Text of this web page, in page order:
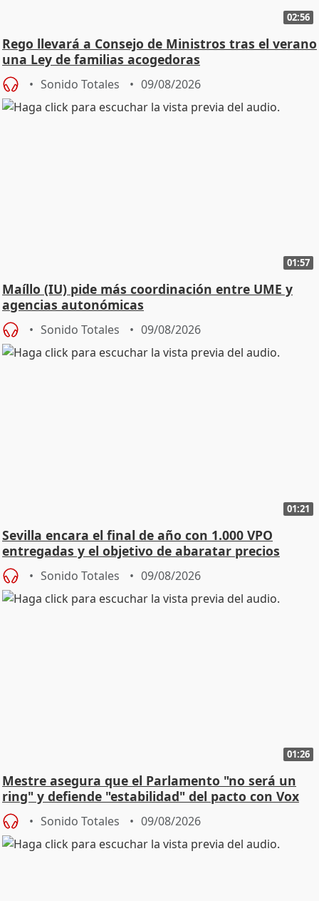
02:56
Rego llevará a Consejo de Ministros tras el verano
una Ley de familias acogedoras
Sonido Totales 09/08/2026
01:57
Maíllo (IU) pide más coordinación entre UME y
agencias autonómicas
Sonido Totales 09/08/2026
01:21
Sevilla encara el final de año con 1.000 VPO
entregadas y el objetivo de abaratar precios
Sonido Totales 09/08/2026
01:26
Mestre asegura que el Parlamento "no será un
ring" y defiende "estabilidad" del pacto con Vox
Sonido Totales 09/08/2026